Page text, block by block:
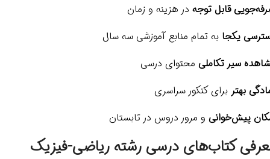
قابل توجه در هزینه و زمان
یکجا به تمام منابع آموزشی سه سال
سیر تکاملی محتوای درسی
بهتر برای کنکور سراسری
پیش‌خوانی و مرور دروس در تابستان
کتاب‌های درسی رشته ریاضی-فیزیک